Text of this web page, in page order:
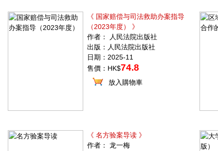
《 国家赔偿与司法救助办案指导
（2023年度） 》
作者： 人民法院出版社
出版：人民法院出版社
日期：2025-11
售價：HK$74.8
放入購物車
《 名方验案导读 》
作者： 龙一梅